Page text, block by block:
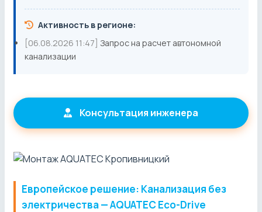
Активность в регионе:
[06.08.2026 11:47] Запрос на расчет автономной
канализации
Консультация инженера
Европейское решение: Канализация без
электричества — AQUATEC Eco-Drive